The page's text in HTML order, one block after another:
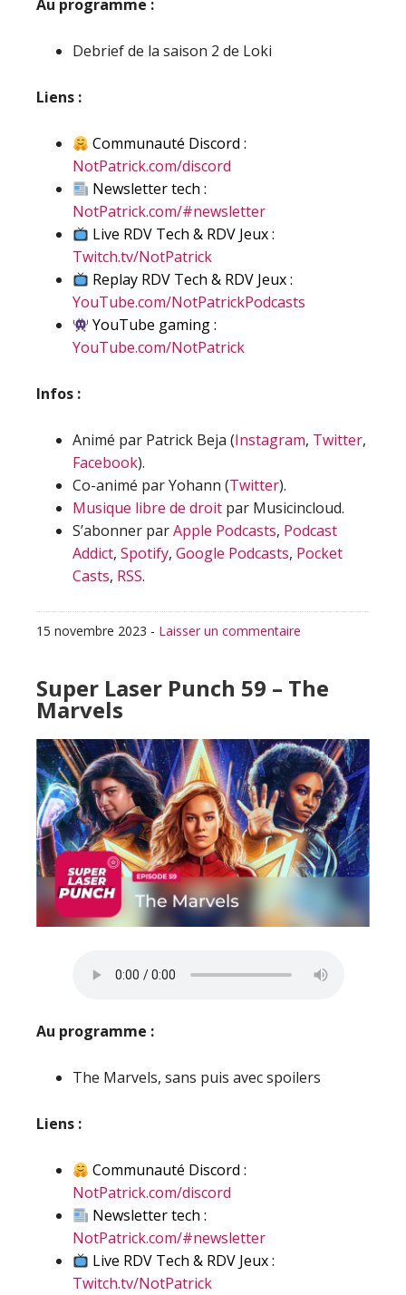
Au programme :
Debrief de la saison 2 de Loki
Liens :
Communauté Discord :
NotPatrick.com/discord
Newsletter tech :
NotPatrick.com/#newsletter
Live RDV Tech & RDV Jeux :
Twitch.tv/NotPatrick
Replay RDV Tech & RDV Jeux :
YouTube.com/NotPatrickPodcasts
YouTube gaming :
YouTube.com/NotPatrick
Infos :
Animé par Patrick Beja (Instagram, Twitter,
Facebook).
Co-animé par Yohann (Twitter).
Musique libre de droit par Musicincloud.
S’abonner parApple Podcasts, Podcast
Addict, Spotify, Google Podcasts, Pocket
Casts, RSS.
15 novembre 2023 - Laisser un commentaire
Super Laser Punch 59 – The
Marvels
Au programme :
The Marvels, sans puis avec spoilers
Liens :
Communauté Discord :
NotPatrick.com/discord
Newsletter tech :
NotPatrick.com/#newsletter
Live RDV Tech & RDV Jeux :
Twitch.tv/NotPatrick